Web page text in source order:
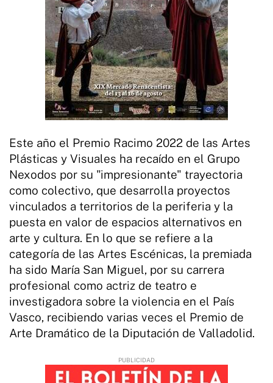
Este año el Premio Racimo 2022 de las Artes
Plásticas y Visuales ha recaído en el Grupo
Nexodos por su "impresionante" trayectoria
como colectivo, que desarrolla proyectos
vinculados a territorios de la periferia y la
puesta en valor de espacios alternativos en
arte y cultura. En lo que se refiere a la
categoría de las Artes Escénicas, la premiada
ha sido María San Miguel, por su carrera
profesional como actriz de teatro e
investigadora sobre la violencia en el País
Vasco, recibiendo varias veces el Premio de
Arte Dramático de la Diputación de Valladolid.